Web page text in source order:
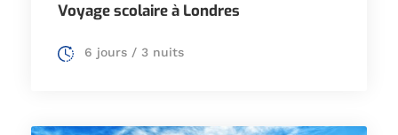
Voyage scolaire à Londres
6 jours / 3 nuits